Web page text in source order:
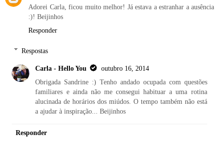
Adorei Carla, ficou muito melhor! Já estava a estranhar a ausência
:)! Beijinhos
Responder
Respostas
Carla - Hello You
outubro 16, 2014
Obrigada Sandrine :) Tenho andado ocupada com questões
familiares e ainda não me consegui habituar a uma rotina
alucinada de horários dos miúdos. O tempo também não está
a ajudar à inspiração... Beijinhos
Responder